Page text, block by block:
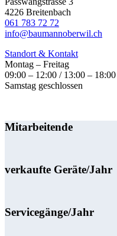
4226 Breitenbach
061 783 72 72
info@baumannoberwil.ch
Standort & Kontakt
Montag – Freitag
09:00 – 12:00 / 13:00 – 18:00
Samstag geschlossen
Mitarbeitende
verkaufte Geräte/Jahr
Servicegänge/Jahr